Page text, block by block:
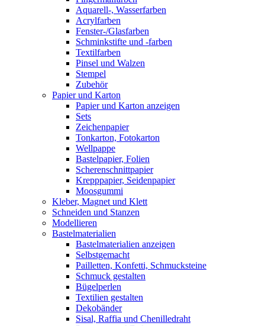
Aquarell-, Wasserfarben
Acrylfarben
Fenster-/Glasfarben
Schminkstifte und -farben
Textilfarben
Pinsel und Walzen
Stempel
Zubehör
Papier und Karton
Papier und Karton anzeigen
Sets
Zeichenpapier
Tonkarton, Fotokarton
Wellpappe
Bastelpapier, Folien
Scherenschnittpapier
Krepppapier, Seidenpapier
Moosgummi
Kleber, Magnet und Klett
Schneiden und Stanzen
Modellieren
Bastelmaterialien
Bastelmaterialien anzeigen
Selbstgemacht
Pailletten, Konfetti, Schmucksteine
Schmuck gestalten
Bügelperlen
Textilien gestalten
Dekobänder
Sisal, Raffia und Chenilledraht